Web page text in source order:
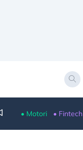
• Motori • Fintech